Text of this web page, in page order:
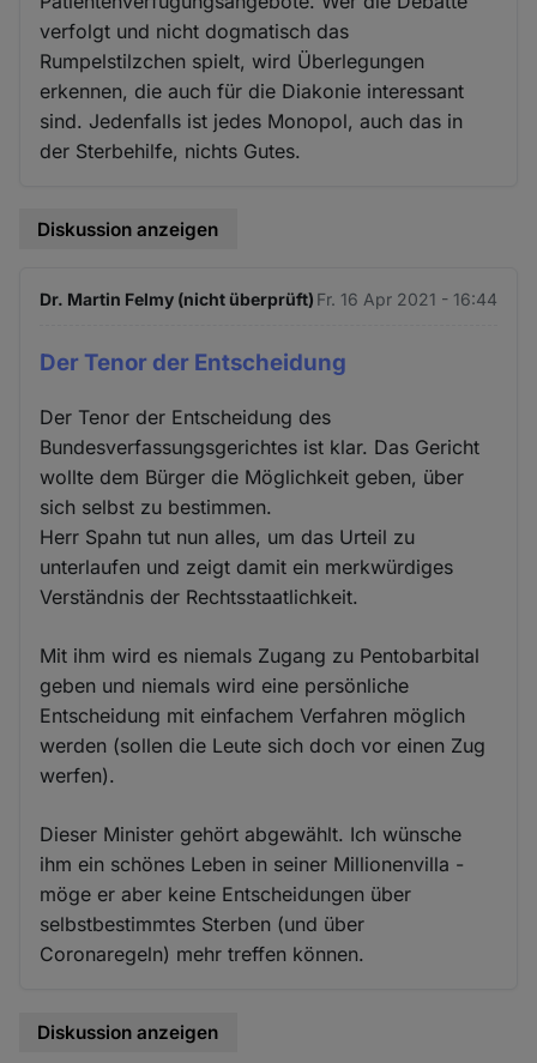
verfolgt und nicht dogmatisch das
Rumpelstilzchen spielt, wird Überlegungen
erkennen, die auch für die Diakonie interessant
sind. Jedenfalls ist jedes Monopol, auch das in
der Sterbehilfe, nichts Gutes.
Diskussion anzeigen
Dr. Martin Felmy (nicht überprüft) Fr. 16 Apr 2021 - 16:44
Der Tenor der Entscheidung
Der Tenor der Entscheidung des
Bundesverfassungsgerichtes ist klar. Das Gericht
wollte dem Bürger die Möglichkeit geben, über
sich selbst zu bestimmen.
Herr Spahn tut nun alles, um das Urteil zu
unterlaufen und zeigt damit ein merkwürdiges
Verständnis der Rechtsstaatlichkeit.
Mit ihm wird es niemals Zugang zu Pentobarbital
geben und niemals wird eine persönliche
Entscheidung mit einfachem Verfahren möglich
werden (sollen die Leute sich doch vor einen Zug
werfen).
Dieser Minister gehört abgewählt. Ich wünsche
ihm ein schönes Leben in seiner Millionenvilla -
möge er aber keine Entscheidungen über
selbstbestimmtes Sterben (und über
Coronaregeln) mehr treffen können.
Diskussion anzeigen